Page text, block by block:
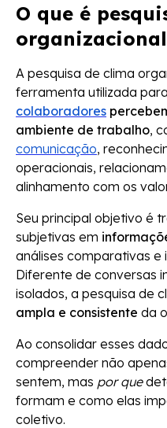
O que é
A pesquisa de clima
ferramenta utilizada para
colaboradores
ambiente de trabalho,
comunicação,
operacionais,
alinhamento com os
Seu principal objetivo é
subjetivas em
análises comparativas
Diferente de conversas
isolados, a pesquisa de
ampla e consistente da
Ao consolidar esses
compreender não
sentem, mas por que
formam e como elas
coletivo.